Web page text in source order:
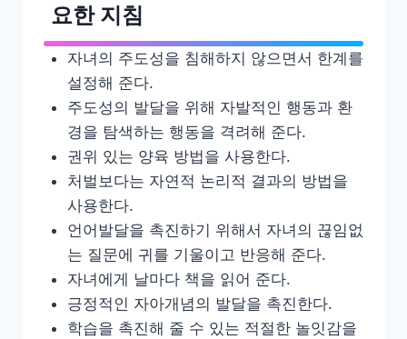
요한 지침
자녀의 주도성을 침해하지 않으면서 한계를
설정해 준다.
주도성의 발달을 위해 자발적인 행동과 환
경을 탐색하는 행동을 격려해 준다.
권위 있는 양육 방법을 사용한다.
처벌보다는 자연적 논리적 결과의 방법을
사용한다.
언어발달을 촉진하기 위해서 자녀의 끊임없
는 질문에 귀를 기울이고 반응해 준다.
자녀에게 날마다 책을 읽어 준다.
긍정적인 자아개념의 발달을 촉진한다.
학습을 촉진해 줄 수 있는 적절한 놀잇감을